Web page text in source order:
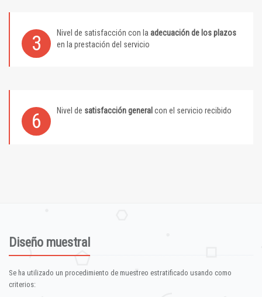
3 Nivel de satisfacción con la adecuación de los plazos
en la prestación del servicio
6 Nivel de satisfacción general con el servicio recibido
Diseño muestral
Se ha utilizado un procedimiento de muestreo estratificado usando como
criterios: